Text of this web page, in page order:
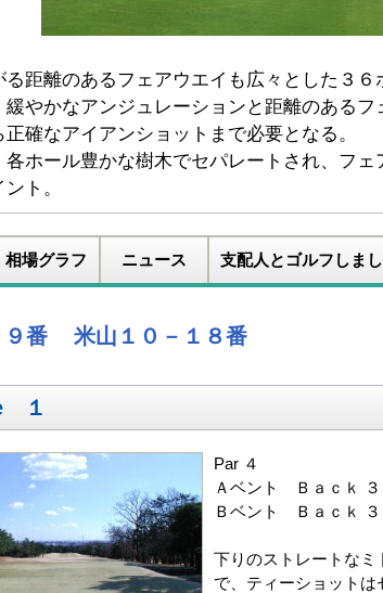
る距離のあるフェアウエイも広々とした３６
緩やかなアンジュレーションと距離のある
確なアイアンショットまで必要となる。
各ホール豊かな樹木でセパレートされ、フ
ト。
相場グラフ ニュース 支配人とゴルフしま
番 米山１０－１８番
１
Par ４
Ａベント Ｂａｃｋ
Ｂベント Ｂａｃｋ
下りのストレートな
で、ティーショット